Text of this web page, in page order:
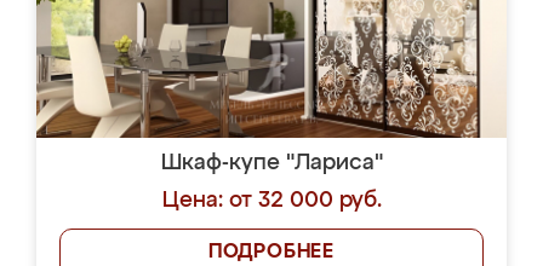
Шкаф-купе "Лариса"
Цена: от 32 000 руб.
ПОДРОБНЕЕ